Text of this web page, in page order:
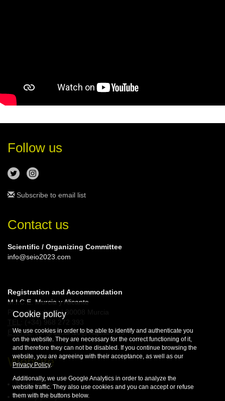
Follow us
Subscribe to email list
Contact us
Scientific / Organizing Committee
info@seio2023.com
Registration and Accommodation
M.I.C.E. Murcia y Alicante
Plaza Circular, 4 | 30008 Murcia
E-MAIL: congresosA10@viajeseci.es
Website
Terms of use
Privacy policy
Cookie policy
We use cookies in order to be able to identify and authenticate you
on the website. They are necessary for the correct functioning of it,
and therefore they can not be disabled. If you continue browsing the
website, you are agreeing with their acceptance, as well as our
Privacy Policy.
Additionally, we use Google Analytics in order to analyze the
website traffic. They also use cookies and you can accept or refuse
them with the buttons below.